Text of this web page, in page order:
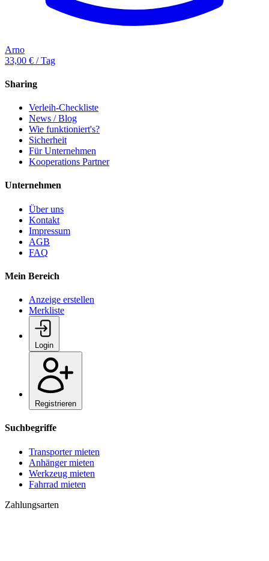
Arno
33,00 € / Tag
Sharing
Verleih-Checkliste
News / Blog
Wie funktioniert's?
Sicherheit
Für Unternehmen
Kooperations Partner
Unternehmen
Über uns
Kontakt
Impressum
AGB
FAQ
Mein Bereich
Anzeige erstellen
Merkliste
Login
Registrieren
Suchbegriffe
Transporter mieten
Anhänger mieten
Werkzeug mieten
Fahrrad mieten
Zahlungsarten